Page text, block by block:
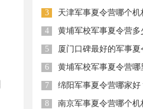
3
4
5
6
7 绵阳军事夏令营哪家好
8